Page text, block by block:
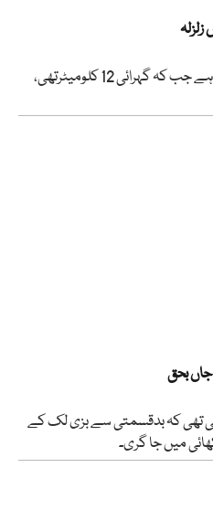
زلزلہ
زلزلےکی شدت 4.3 ریکارڈ کی گئی ہے جب کہ گہرائی 12 کلومیٹرتھی،
تھی کہ بدقسمتی سے بزی لک کے
میں جا گری۔